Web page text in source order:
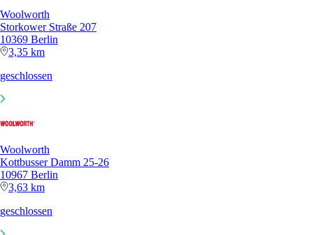
Woolworth
Storkower Straße 207
10369 Berlin
3,35 km
geschlossen
Woolworth
Kottbusser Damm 25-26
10967 Berlin
3,63 km
geschlossen